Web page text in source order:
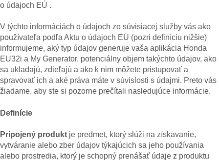
o údajoch EÚ .
V týchto informáciách o údajoch zo súvisiacej služby vás ako
používateľa podľa Aktu o údajoch EÚ (pozri definíciu nižšie)
informujeme, aký typ údajov generuje vaša aplikácia Honda
EU32i a My Generator, potenciálny objem takýchto údajov, ako
sa ukladajú, zdieľajú a ako k nim môžete pristupovať a
spravovať ich a aké práva máte v súvislosti s údajmi. Preto vás
žiadame, aby ste si pozorne prečítali nasledujúce informácie.
Definície
Pripojený produkt je predmet, ktorý slúži na získavanie,
vytváranie alebo zber údajov týkajúcich sa jeho používania
alebo prostredia, ktorý je schopný prenášať údaje z produktu